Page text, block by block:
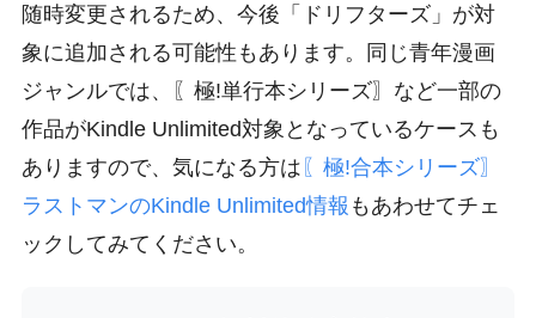
随時変更されるため、今後「ドリフターズ」が対
象に追加される可能性もあります。同じ青年漫画
ジャンルでは、〖極!単行本シリーズ〗など一部の
作品がKindle Unlimited対象となっているケースも
ありますので、気になる方は 〖極!合本シリーズ〗
ラストマンのKindle Unlimited情報 もあわせてチェ
ックしてみてください。